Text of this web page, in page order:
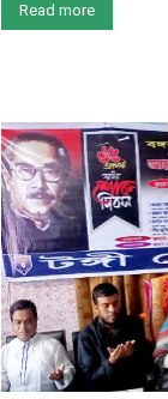
Read more